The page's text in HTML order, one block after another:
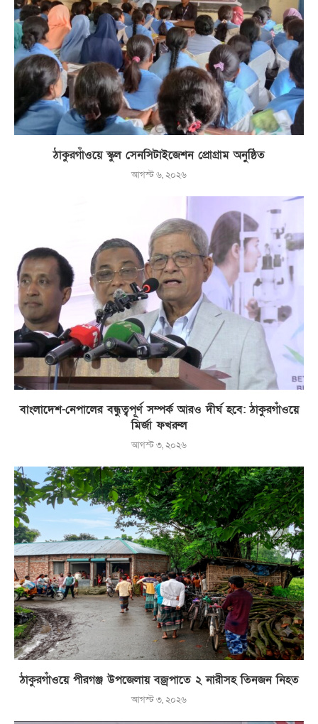
ঠাকুরগাঁওয়ে স্কুল সেনসিটাইজেশন প্রোগ্রাম অনুষ্ঠিত
আগস্ট ৬, ২০২৬
বাংলাদেশ-নেপালের বন্ধুত্বপূর্ণ সম্পর্ক আরও দীর্ঘ হবে: ঠাকুরগাঁওয়ে
মির্জা ফখরুল
আগস্ট ৩, ২০২৬
ঠাকুরগাঁওয়ে পীরগঞ্জ উপজেলায় বজ্রপাতে ২ নারীসহ তিনজন নিহত
আগস্ট ৩, ২০২৬